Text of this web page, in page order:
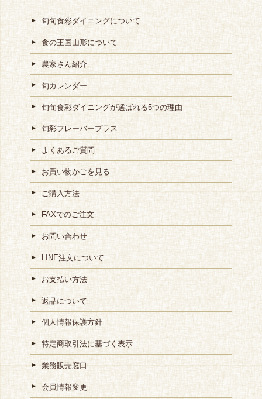
旬旬食彩ダイニングについて
食の王国山形について
農家さん紹介
旬カレンダー
旬旬食彩ダイニングが選ばれる5つの理由
旬彩フレーバープラス
よくあるご質問
お買い物かごを見る
ご購入方法
FAXでのご注文
お問い合わせ
LINE注文について
お支払い方法
返品について
個人情報保護方針
特定商取引法に基づく表示
業務販売窓口
会員情報変更